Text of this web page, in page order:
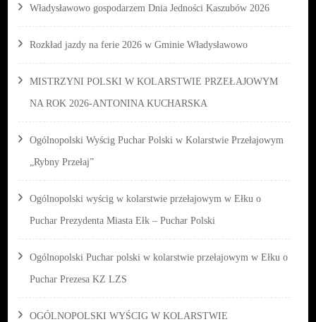
Władysławowo gospodarzem Dnia Jedności Kaszubów 2026
Rozkład jazdy na ferie 2026 w Gminie Władysławowo
MISTRZYNI POLSKI W KOLARSTWIE PRZEŁAJOWYM
NA ROK 2026-ANTONINA KUCHARSKA
Ogólnopolski Wyścig Puchar Polski w Kolarstwie Przełajowym
„Rybny Przełaj”
Ogólnopolski wyścig w kolarstwie przełajowym w Ełku o
Puchar Prezydenta Miasta Ełk – Puchar Polski
Ogólnopolski Puchar polski w kolarstwie przełajowym w Ełku o
Puchar Prezesa KZ LZS
OGÓLNOPOLSKI WYŚCIG W KOLARSTWIE